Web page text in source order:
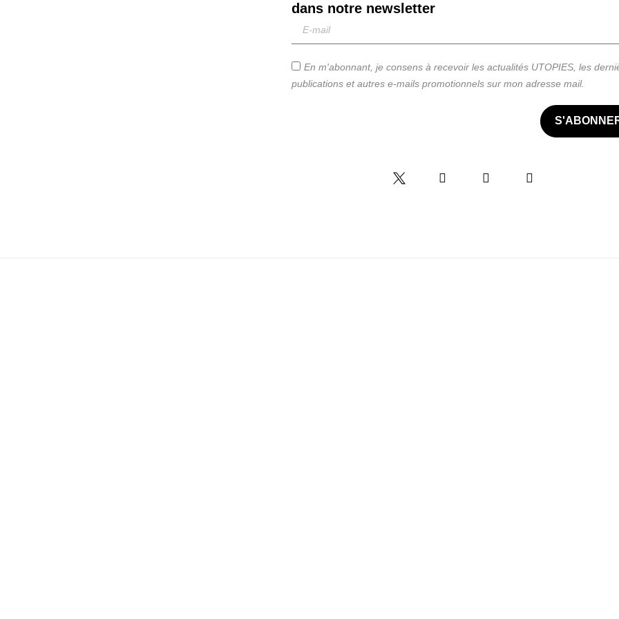
dans notre newsletter
En m'abonnant, je consens à recevoir les actualités UTOPIES, les
publications et autres e-mails promotionnels sur mon adresse mail.